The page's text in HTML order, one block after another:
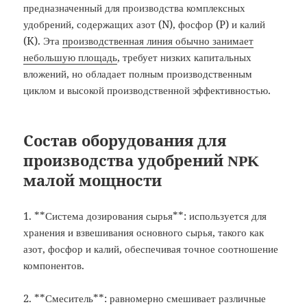
предназначенный для производства комплексных
удобрений, содержащих азот (N), фосфор (P) и калий
(K). Этапроизводственная линия обычно занимает
небольшую площадь, требует низких капитальных
вложений, но обладает полным производственным
циклом и высокой производственной эффективностью.
Состав оборудования для
производства удобрений NPK
малой мощности
1. **Система дозирования сырья**: используется для
хранения и взвешивания основного сырья, такого как
азот, фосфор и калий, обеспечивая точное соотношение
компонентов.
2. **Смеситель**: равномерно смешивает различные